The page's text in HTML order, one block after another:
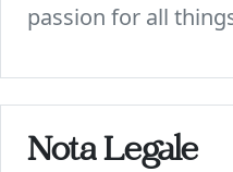
passion for all
Nota Legale